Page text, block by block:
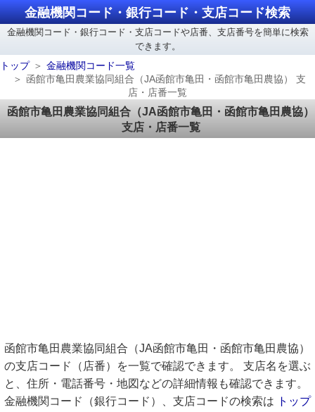
金融機関コード・銀行コード・支店コード検索
金融機関コード・銀行コード・支店コードや店番、支店番号を簡単に検索
できます。
トップ
金融機関コード一覧
函館市亀田農業協同組合（JA函館市亀田・函館市亀田農協） 支
店・店番一覧
函館市亀田農業協同組合（JA函館市亀田・函館市亀田農協）
支店・店番一覧
函館市亀田農業協同組合（JA函館市亀田・函館市亀田農協）
の支店コード（店番）を一覧で確認できます。 支店名を選ぶ
と、住所・電話番号・地図などの詳細情報も確認できます。
金融機関コード（銀行コード）、支店コードの検索は
トップ